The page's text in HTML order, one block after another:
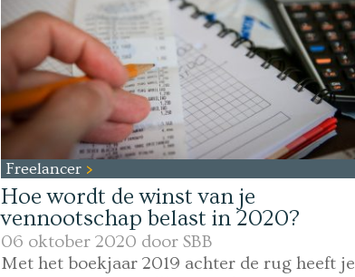
Freelancer
Hoe wordt de winst van je
vennootschap belast in 2020?
06 oktober 2020 door SBB
Met het boekjaar 2019 achter de rug heeft je